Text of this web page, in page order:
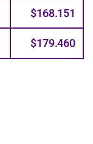
$168.151
$179.460